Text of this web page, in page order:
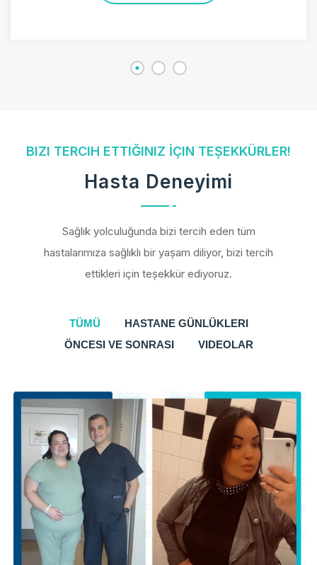
BIZI TERCIH ETTIĞINIZ İÇIN TEŞEKKÜRLER!
Hasta Deneyimi
Sağlık yolculuğunda bizi tercih eden tüm
hastalarımıza sağlıklı bir yaşam diliyor, bizi tercih
ettikleri için teşekkür ediyoruz.
TÜMÜ
HASTANE GÜNLÜKLERI
ÖNCESI VE SONRASI
VIDEOLAR